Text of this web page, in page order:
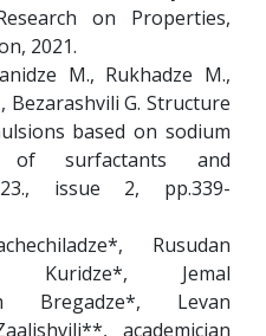
on Properties,
2021.
M., Rukhadze M.,
Bezarashvili G. Structure
based on sodium
of surfactants and
issue 2, pp.339-
Rusudan
Kuridze*, Jemal
Bregadze*, Levan
academician